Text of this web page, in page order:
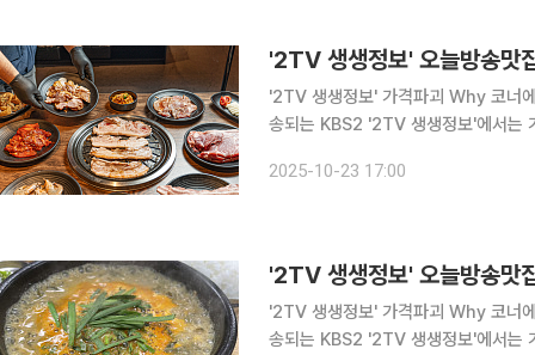
'2TV 생생정보' 가격파괴 Why 코너에
송되는 KBS2 '2TV 생생정보'에서
삼겹살, 목살, 양념 갈비 등을 맛볼 수
2025-10-23 17:00
'2TV 생생정보' 가격파괴 Why 코너
송되는 KBS2 '2TV 생생정보'에서